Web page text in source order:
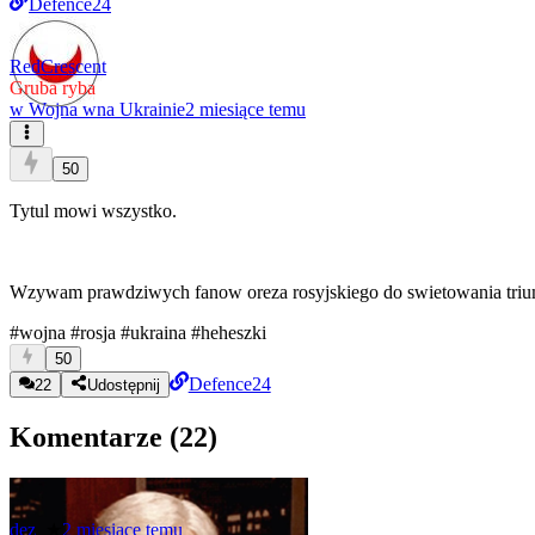
RedCrescent
Gruba ryba
w Wojna wna Ukrainie2 miesiące temu
50
Tytul mowi wszystko.
Wzywam prawdziwych fanow oreza rosyjskiego do swietowania
#wojna #rosja #ukraina #heheszki
50
22
Udostępnij Defence24
Komentarze (22)
dez_ 2 miesiące temu